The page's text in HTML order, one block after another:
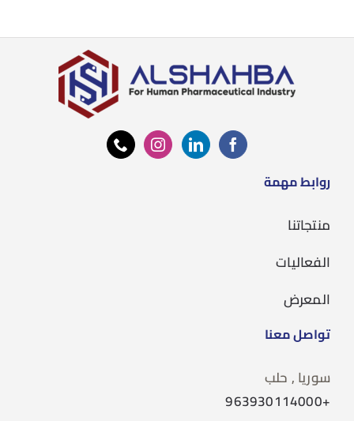
روابط مهمة
منتجاتنا
الفعاليات
المعرض
تواصل معنا
سوريا , حلب
+963930114000